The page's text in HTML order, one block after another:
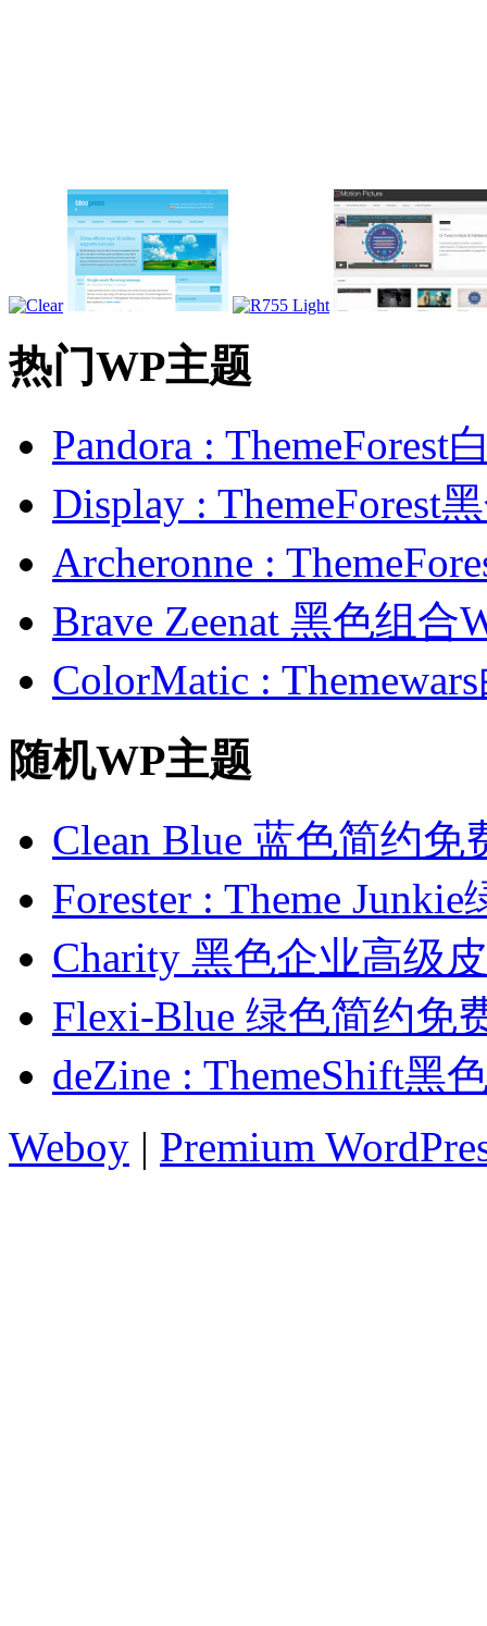
热门WP主题
Pandora : ThemeForest
Display : ThemeForest
Archeronne :
Brave Zeenat 黑色组合
ColorMatic :
随机WP主题
Clean Blue 蓝色简约免
Forester : Theme
Charity 黑色企业高级
Flexi-Blue 绿色简约免
deZine : ThemeShift黑
Weboy | Premium